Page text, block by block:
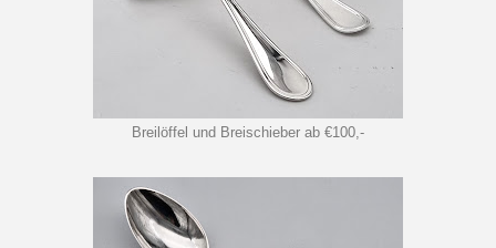
Breilöffel und Breischieber ab €100,-